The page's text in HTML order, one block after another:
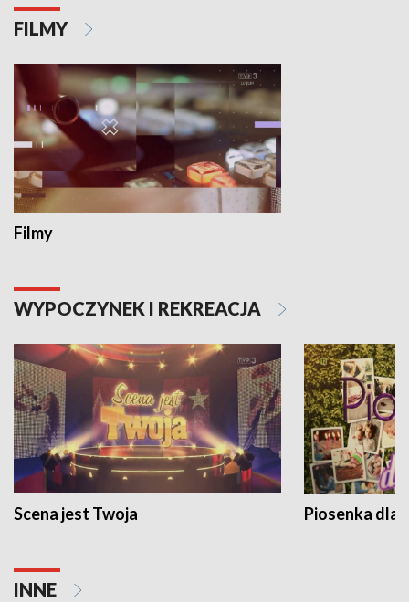
FILMY
Filmy
WYPOCZYNEK I REKREACJA
Scena jest Twoja Piosenka dla
INNE